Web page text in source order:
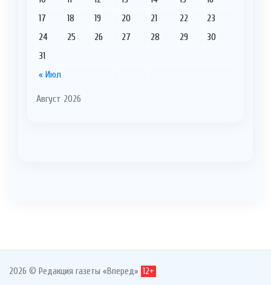
Август 2026
« Июл
17
18 19 20 21 22
23
24
25 26 27 28 29
30
31
2026 © Редакция газеты «Вперед» 12+